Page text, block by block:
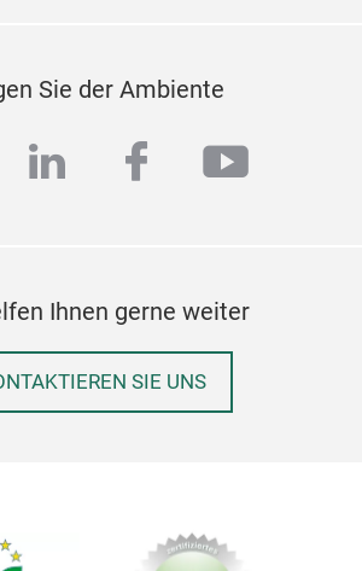
Sie der Ambiente
linkedinfacebook
Ihnen gerne weiter
SIE UNS